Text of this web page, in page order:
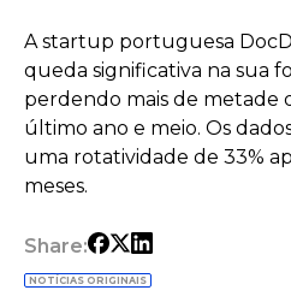
A startup portuguesa
queda significativa na sua
perdendo mais de metade
último ano e meio. Os
uma rotatividade de 33%
meses.
Share:
NOTÍCIAS ORIGINAIS